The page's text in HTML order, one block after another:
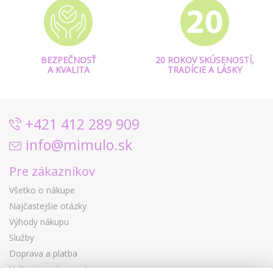
BEZPEČNOSŤ
A KVALITA
20 ROKOV SKÚSENOSTÍ,
TRADÍCIE A LÁSKY
+421 412 289 909
info@mimulo.sk
Pre zákazníkov
Všetko o nákupe
Najčastejšie otázky
Výhody nákupu
Služby
Doprava a platba
Vrátenie a výmena tovaru